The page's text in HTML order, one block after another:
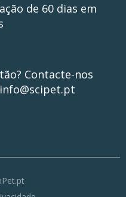
de 60 dias em
Contacte-nos